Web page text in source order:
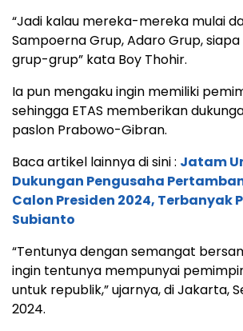
“Jadi kalau mereka-mereka mulai
Sampoerna Grup, Adaro Grup,
grup-grup” kata Boy Thohir.
Ia pun mengaku ingin memiliki
sehingga ETAS memberikan
paslon Prabowo-Gibran.
Baca artikel lainnya di sini : Jatam
Dukungan Pengusaha
Calon Presiden 2024, Terbanyak
Subianto
“Tentunya dengan semangat
ingin tentunya mempunyai
untuk republik,” ujarnya, di Jakarta,
2024.